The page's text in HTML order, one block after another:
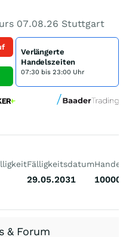
07.08.26 Stuttgart
Verlängerte
Handelszeiten
07:30 bis 23:00 Uhr
Fälligkeitsdatum
29.05.2031 100000
& Forum